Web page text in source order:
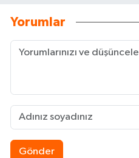
Yorumlar
Gönder